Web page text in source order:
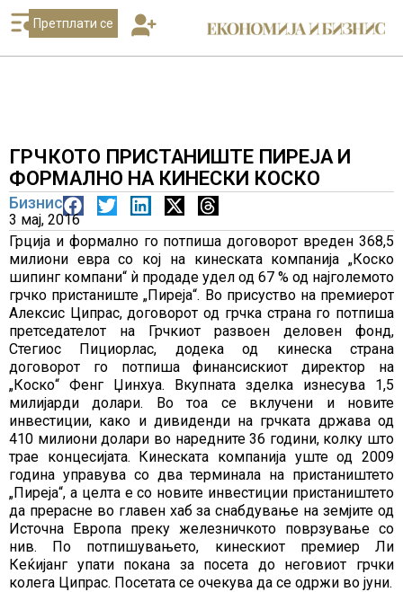
Претплати се
ГРЧКОТО ПРИСТАНИШТЕ ПИРЕЈА И
ФОРМАЛНО НА КИНЕСКИ КОСКО
Бизнис
3 мај, 2016
Грција и формално го потпиша договорот вреден 368,5
милиони евра со кој на кинеската компанија „Коско
шипинг компани“ ѝ продаде удел од 67 % од најголемото
грчко пристаниште „Пиреја“. Во присуство на премиерот
Алексис Ципрас, договорот од грчка страна го потпиша
претседателот на Грчкиот развоен деловен фонд,
Стегиос Пициорлас, додека од кинеска страна
договорот го потпиша финансискиот директор на
„Коско“ Фенг Џинхуа. Вкупната зделка изнесува 1,5
милијарди долари. Во тоа се вклучени и новите
инвестиции, како и дивиденди на грчката држава од
410 милиони долари во наредните 36 години, колку што
трае концесијата. Кинеската компанија уште од 2009
година управува со два терминала на пристаништето
„Пиреја“, а целта е со новите инвестиции пристаништето
да прерасне во главен хаб за снабдување на земјите од
Источна Европа преку железничкото поврзување со
нив. По потпишувањето, кинескиот премиер Ли
Кеќијанг упати покана за посета до неговиот грчки
колега Ципрас. Посетата се очекува да се одржи во јуни.